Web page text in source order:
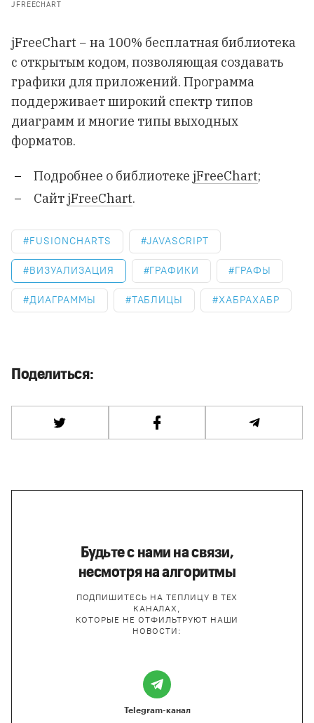
JFREECHART
jFreeChart − на 100% бесплатная библиотека
c открытым кодом, позволяющая создавать
графики для приложений. Программа
поддерживает широкий спектр типов
диаграмм и многие типы выходных
форматов.
Подробнее о библиотеке jFreeChart;
СайтjFreeChart.
FUSIONCHARTS JAVASCRIPT
ВИЗУАЛИЗАЦИЯ ГРАФИКИ ГРАФЫ
ДИАГРАММЫ ТАБЛИЦЫ ХАБРАХАБР
Поделиться:
Будьте с нами на связи,
несмотря на алгоритмы
ПОДПИШИТЕСЬ НА ТЕПЛИЦУ В ТЕХ
КАНАЛАХ,
КОТОРЫЕ НЕ ОТФИЛЬТРУЮТ НАШИ
НОВОСТИ:
Telegram-канал